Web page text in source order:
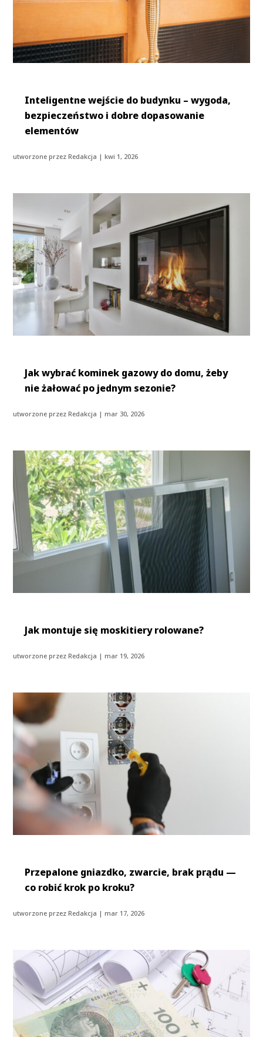
Inteligentne wejście do budynku – wygoda,
bezpieczeństwo i dobre dopasowanie
elementów
utworzone przezRedakcja |kwi 1, 2026
Jak wybrać kominek gazowy do domu, żeby
nie żałować po jednym sezonie?
utworzone przezRedakcja |mar 30, 2026
Jak montuje się moskitiery rolowane?
utworzone przezRedakcja |mar 19, 2026
Przepalone gniazdko, zwarcie, brak prądu —
co robić krok po kroku?
utworzone przezRedakcja |mar 17, 2026